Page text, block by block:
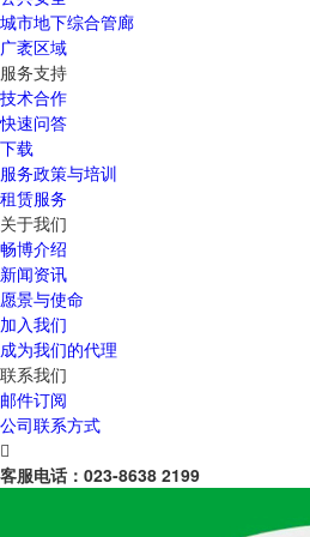
城市地下综合管廊
广袤区域
服务支持
技术合作
快速问答
下载
服务政策与培训
租赁服务
关于我们
畅博介绍
新闻资讯
愿景与使命
加入我们
成为我们的代理
联系我们
邮件订阅
公司联系方式

客服电话： 023-8638 2199